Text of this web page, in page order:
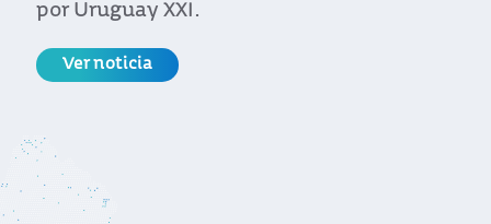
por Uruguay XXI.
Ver noticia